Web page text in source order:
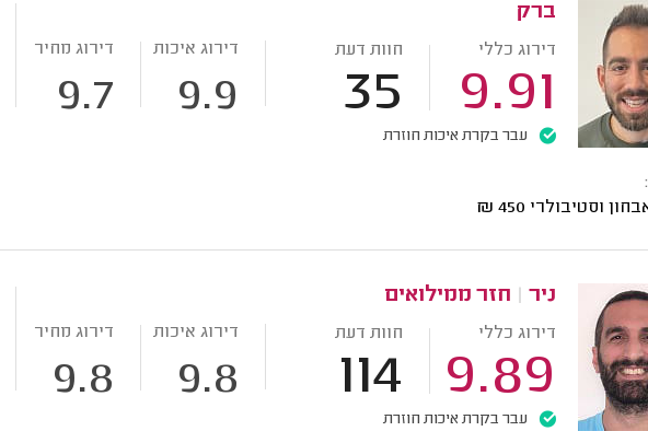
ברק
דירוג כללי
9.91
חוות דעת
35
דירוג איכות
9.9
דירוג מחיר
9.7
עבר בקרת איכות חוזרת
וסטיבולרי 450
₪
ניר חזר ממילואים
דירוג כללי
9.89
חוות דעת
114
דירוג איכות
9.8
דירוג מחיר
9.8
עבר בקרת איכות חוזרת